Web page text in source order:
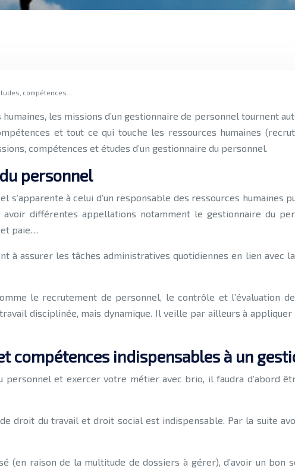
compétences…
les missions d’un gestionnaire de personnel tournent
et tout ce qui touche les ressources humaines
compétences et études d’un gestionnaire du personnel.
personnel
s’apparente à celui d’un responsable des ressources humaines
différentes appellations notamment le gestionnaire du
paie…
à assurer les tâches administratives quotidiennes en lien
le recrutement de personnel, le contrôle et l’évaluation
disciplinée, mais dynamique. Il veille par ailleurs à
compétences indispensables à un
personnel et exercer votre métier avec brio, il faudra d’abord
droit du travail et droit social est indispensable. Par la suite
(en raison de la multitude de dossiers à gérer), d’avoir un bon